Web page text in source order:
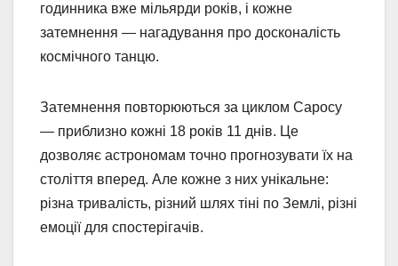
годинника вже мільярди років, і кожне
затемнення — нагадування про досконалість
космічного танцю.
Затемнення повторюються за циклом Саросу
— приблизно кожні 18 років 11 днів. Це
дозволяє астрономам точно прогнозувати їх на
століття вперед. Але кожне з них унікальне:
різна тривалість, різний шлях тіні по Землі, різні
емоції для спостерігачів.